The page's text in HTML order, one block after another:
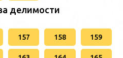
делимости
157 158 159